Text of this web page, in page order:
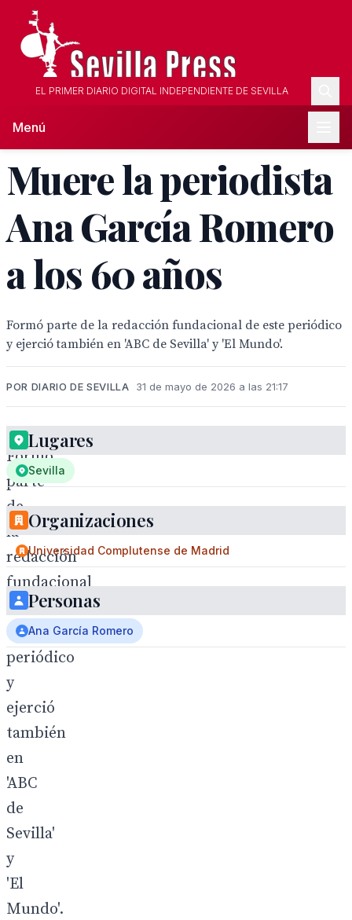
EL PRIMER DIARIO DIGITAL INDEPENDIENTE DE SEVILLA
Menú
Muere la periodista
Ana García Romero
a los 60 años
Formó parte de la redacción fundacional de este periódico
y ejerció también en 'ABC de Sevilla' y 'El Mundo'.
POR DIARIO DE SEVILLA 31 de mayo de 2026 a las 21:17
Formó
parte
de
la
redacción
fundacional
de
este
periódico
y
ejerció
también
en
'ABC
de
Sevilla'
y
'El
Mundo'.
Lugares
Sevilla
Organizaciones
Universidad Complutense de Madrid
Personas
Ana García Romero